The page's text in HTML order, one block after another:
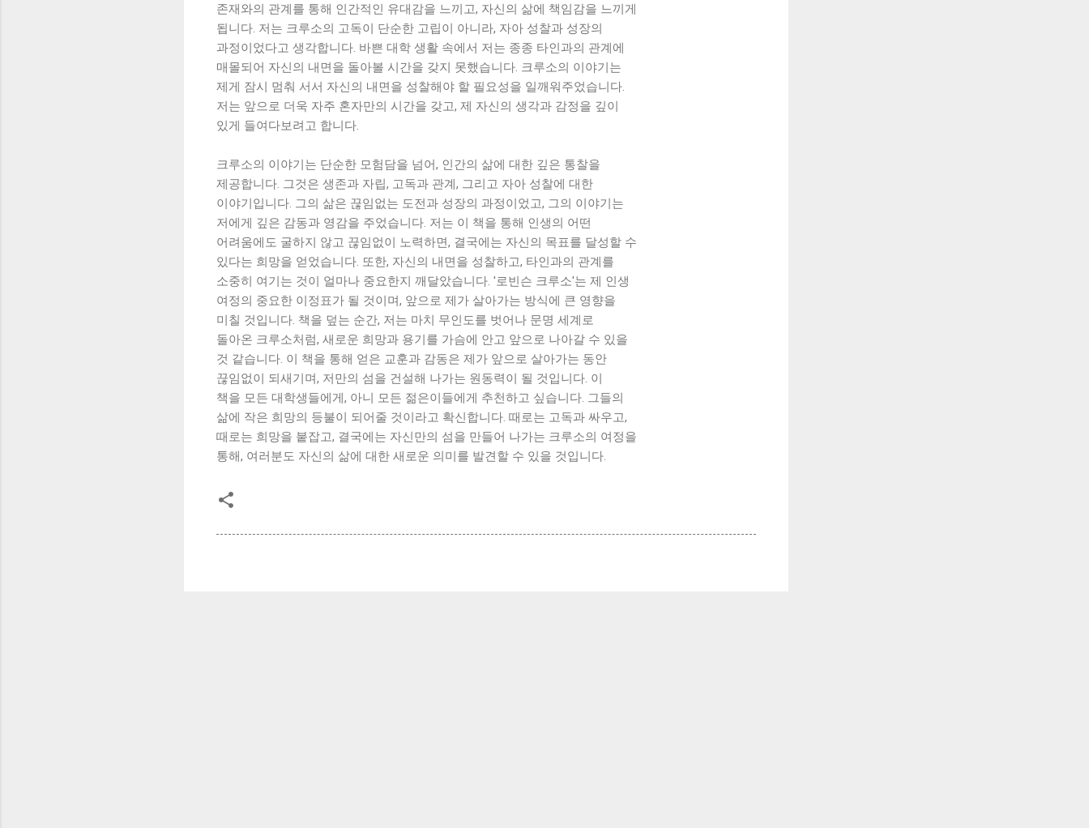
존재와의 관계를 통해 인간적인 유대감을 느끼고, 자신의 삶에 책임감을 느끼게
됩니다. 저는 크루소의 고독이 단순한 고립이 아니라, 자아 성찰과 성장의
과정이었다고 생각합니다. 바쁜 대학 생활 속에서 저는 종종 타인과의 관계에
매몰되어 자신의 내면을 돌아볼 시간을 갖지 못했습니다. 크루소의 이야기는
제게 잠시 멈춰 서서 자신의 내면을 성찰해야 할 필요성을 일깨워주었습니다.
저는 앞으로 더욱 자주 혼자만의 시간을 갖고, 제 자신의 생각과 감정을 깊이
있게 들여다보려고 합니다.
크루소의 이야기는 단순한 모험담을 넘어, 인간의 삶에 대한 깊은 통찰을
제공합니다. 그것은 생존과 자립, 고독과 관계, 그리고 자아 성찰에 대한
이야기입니다. 그의 삶은 끊임없는 도전과 성장의 과정이었고, 그의 이야기는
저에게 깊은 감동과 영감을 주었습니다. 저는 이 책을 통해 인생의 어떤
어려움에도 굴하지 않고 끊임없이 노력하면, 결국에는 자신의 목표를 달성할 수
있다는 희망을 얻었습니다. 또한, 자신의 내면을 성찰하고, 타인과의 관계를
소중히 여기는 것이 얼마나 중요한지 깨달았습니다. '로빈슨 크루소'는 제 인생
여정의 중요한 이정표가 될 것이며, 앞으로 제가 살아가는 방식에 큰 영향을
미칠 것입니다. 책을 덮는 순간, 저는 마치 무인도를 벗어나 문명 세계로
돌아온 크루소처럼, 새로운 희망과 용기를 가슴에 안고 앞으로 나아갈 수 있을
것 같습니다. 이 책을 통해 얻은 교훈과 감동은 제가 앞으로 살아가는 동안
끊임없이 되새기며, 저만의 섬을 건설해 나가는 원동력이 될 것입니다. 이
책을 모든 대학생들에게, 아니 모든 젊은이들에게 추천하고 싶습니다. 그들의
삶에 작은 희망의 등불이 되어줄 것이라고 확신합니다. 때로는 고독과 싸우고,
때로는 희망을 붙잡고, 결국에는 자신만의 섬을 만들어 나가는 크루소의 여정을
통해, 여러분도 자신의 삶에 대한 새로운 의미를 발견할 수 있을 것입니다.